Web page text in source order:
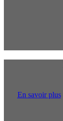
En savoir plus